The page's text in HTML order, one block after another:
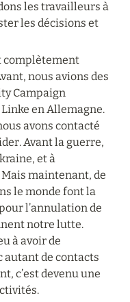
les travailleurs à
les décisions et
complètement
nous avions des
Campaign
en Allemagne.
avons contacté
Avant la guerre,
et à
maintenant, de
le monde font la
l’annulation de
notre lutte.
à avoir de
autant de contacts
c’est devenu une